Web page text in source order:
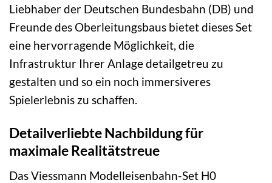
Liebhaber der Deutschen Bundesbahn (DB) und
Freunde des Oberleitungsbaus bietet dieses Set
eine hervorragende Möglichkeit, die
Infrastruktur Ihrer Anlage detailgetreu zu
gestalten und so ein noch immersiveres
Spielerlebnis zu schaffen.
Detailverliebte Nachbildung für
maximale Realitätstreue
Das Viessmann Modelleisenbahn-Set H0